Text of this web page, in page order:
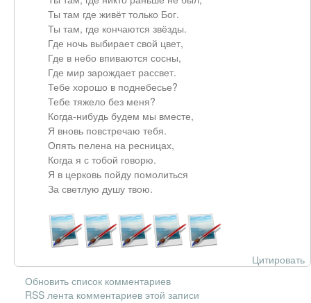
Ты там где живёт только Бог.
Ты там, где кончаются звёзды.
Где ночь выбирает свой цвет,
Где в небо впиваются сосны,
Где мир зарождает рассвет.
Тебе хорошо в поднебесье?
Тебе тяжело без меня?
Когда-нибудь будем мы вместе,
Я вновь повстречаю тебя.
Опять пелена на ресницах,
Когда я с тобой говорю.
Я в церковь пойду помолиться
За светлую душу твою.
Цитировать
Обновить список комментариев
RSS лента комментариев этой записи